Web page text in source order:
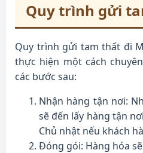
Quy trình gửi
Quy trình gửi tam thất đi
thực hiện một cách
các bước sau:
Nhận hàng tận nơi:
sẽ đến lấy hàng tận
Chủ nhật nếu khách
Đóng gói: Hàng hóa